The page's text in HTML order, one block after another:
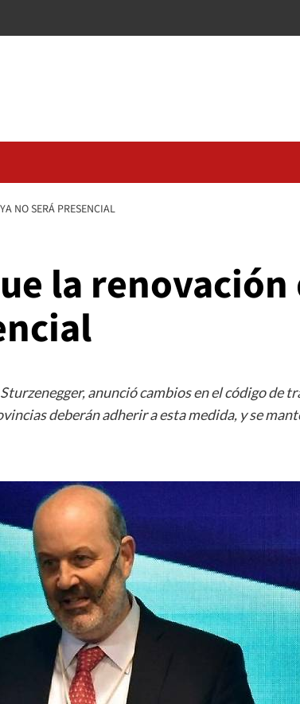
NO SERÁ PRESENCIAL
la renovación
anunció cambios en el código de
deberán adherir a esta medida, y se